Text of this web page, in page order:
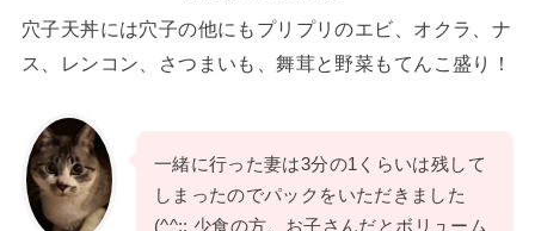
穴子天丼には穴子の他にもプリプリのエビ、オクラ、ナ
ス、レンコン、さつまいも、舞茸と野菜もてんこ盛り！
一緒に行った妻は3分の1くらいは残して
しまったのでパックをいただきました
(^^;; 少食の方、お子さんだとボリューム